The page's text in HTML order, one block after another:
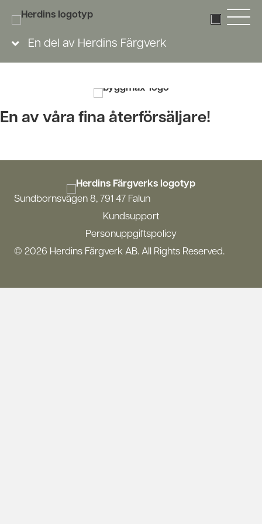
En del av Herdins Färgverk
En av våra fina återförsäljare!
Sundbornsvägen 8, 791 47 Falun
Kundsupport
Personuppgiftspolicy
© 2026 Herdins Färgverk AB. All Rights Reserved.